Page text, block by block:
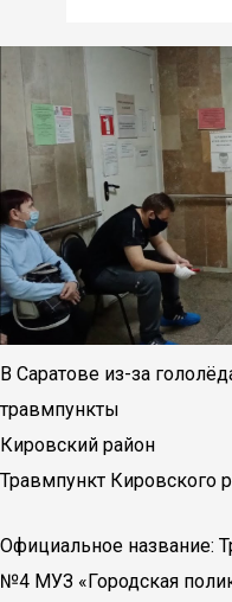
В Саратове из-за
травмпункты
Кировский район
Травмпункт Кировского
Официальное название:
№4 МУЗ «Городская